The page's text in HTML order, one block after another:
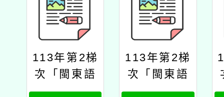
113年第2梯
次「閩東語
研習工作
113年第2梯
次「閩東語
研習工作